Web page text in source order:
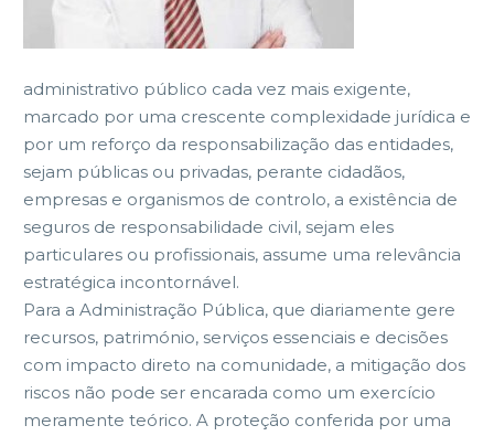
administrativo público cada vez mais exigente,
marcado por uma crescente complexidade jurídica e
por um reforço da responsabilização das entidades,
sejam públicas ou privadas, perante cidadãos,
empresas e organismos de controlo, a existência de
seguros de responsabilidade civil, sejam eles
particulares ou profissionais, assume uma relevância
estratégica incontornável.
Para a Administração Pública, que diariamente gere
recursos, património, serviços essenciais e decisões
com impacto direto na comunidade, a mitigação dos
riscos não pode ser encarada como um exercício
meramente teórico. A proteção conferida por uma